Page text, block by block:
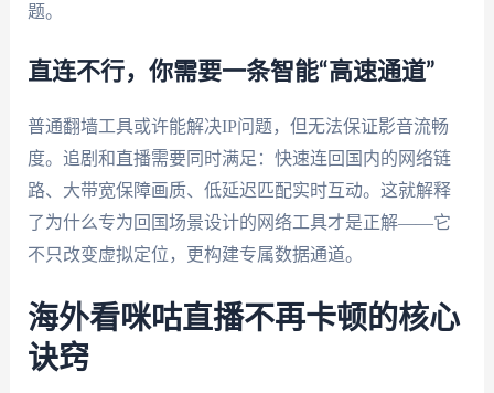
题。
直连不行，你需要一条智能“高速通道”
普通翻墙工具或许能解决IP问题，但无法保证影音流畅
度。追剧和直播需要同时满足：快速连回国内的网络链
路、大带宽保障画质、低延迟匹配实时互动。这就解释
了为什么专为回国场景设计的网络工具才是正解——它
不只改变虚拟定位，更构建专属数据通道。
海外看咪咕直播不再卡顿的核心
诀窍